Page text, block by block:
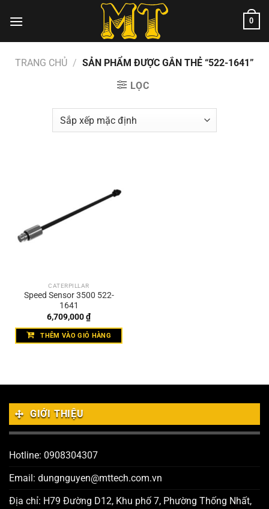
đến
0
TRANG CHỦ / SẢN PHẨM ĐƯỢC GẮN THẺ “522-1641”
LỌC
CATERPILLAR
Speed Sensor 3500 522-
1641
6,709,000₫
THÊM VÀO GIỎ HÀNG
GIỚI THIỆU
Hotline: 0908304307
Email: dungnguyen@mttech.com.vn
Địa chỉ: H79 Đường D12, Khu phố 7, Phường Thống Nhất,